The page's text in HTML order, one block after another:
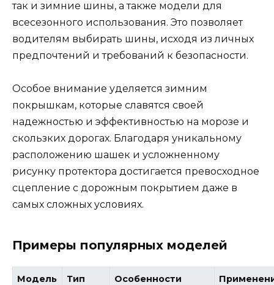
так и зимние шины, а также модели для
всесезонного использования. Это позволяет
водителям выбирать шины, исходя из личных
предпочтений и требований к безопасности.
Особое внимание уделяется зимним
покрышкам, которые славятся своей
надежностью и эффективностью на морозе и
скользких дорогах. Благодаря уникальному
расположению шашек и усложненному
рисунку протектора достигается превосходное
сцепление с дорожным покрытием даже в
самых сложных условиях.
Примеры популярных моделей
Модель Тип Особенности